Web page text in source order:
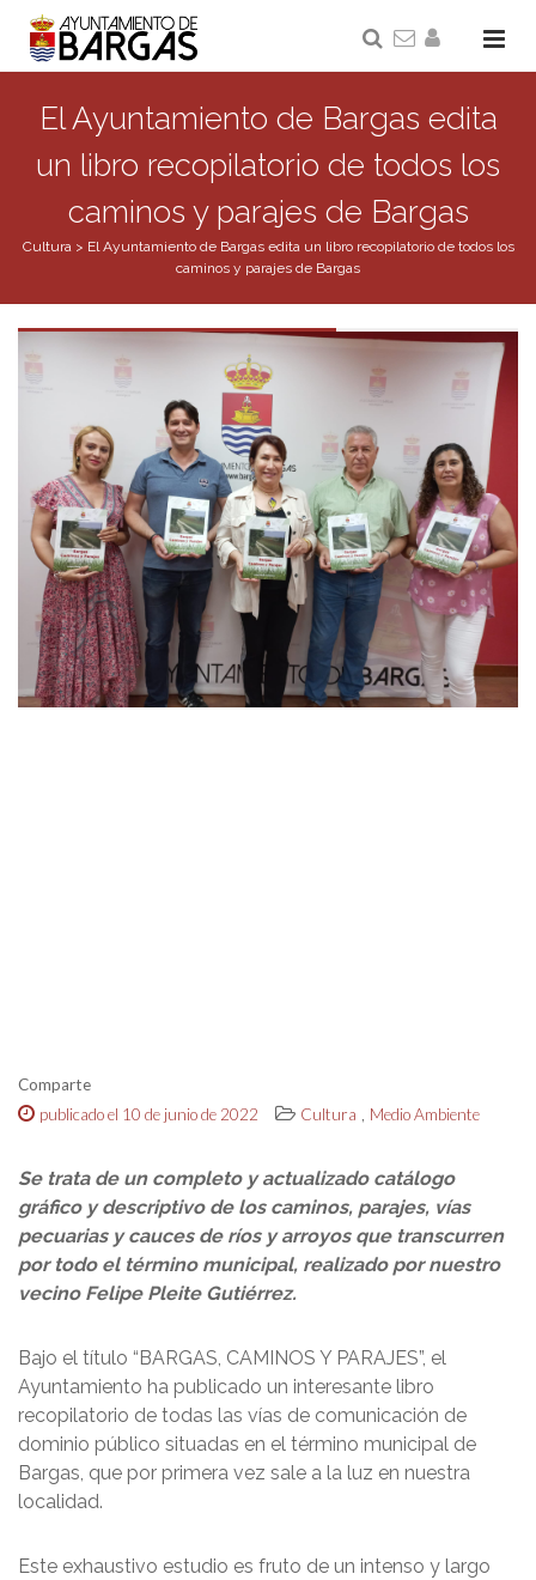
El Ayuntamiento de Bargas edita
un libro recopilatorio de todos los
caminos y parajes de Bargas
Cultura> El Ayuntamiento de Bargas edita un libro recopilatorio de todos los
caminos y parajes de Bargas
Comparte
publicado el 10 de junio de 2022
Cultura , Medio Ambiente
Se trata de un completo y actualizado catálogo
gráfico y descriptivo de los caminos, parajes, vías
pecuarias y cauces de ríos y arroyos que transcurren
por todo el término municipal, realizado por nuestro
vecino Felipe Pleite Gutiérrez.
Bajo el título “BARGAS, CAMINOS Y PARAJES”, el
Ayuntamiento ha publicado un interesante libro
recopilatorio de todas las vías de comunicación de
dominio público situadas en el término municipal de
Bargas, que por primera vez sale a la luz en nuestra
localidad.
Este exhaustivo estudio es fruto de un intenso y largo